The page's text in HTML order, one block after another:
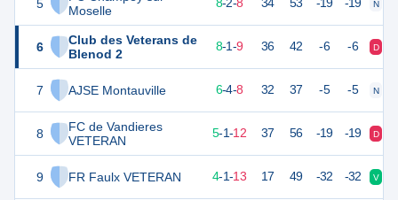
5
Moselle
6
Club des Veterans de
Blenod 2
7 AJSE Montauville
8
FC de Vandieres
VETERAN
9 FR Faulx VETERAN
26 8-2-8 34 53 -19 -19 N
24 18 8-1-9 36 42 -6 -6 D
22 6-4-8 32 37 -5 -5 N
16 5-1-12 37 56 -19 -19 D
13 4-1-13 17 49 -32 -32 V